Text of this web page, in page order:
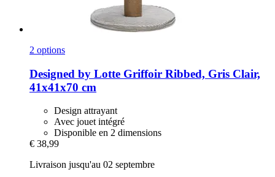
2 options
Designed by Lotte Griffoir Ribbed, Gris Clair,
41x41x70 cm
Design attrayant
Avec jouet intégré
Disponible en 2 dimensions
€ 38,99
Livraison jusqu'au 02 septembre